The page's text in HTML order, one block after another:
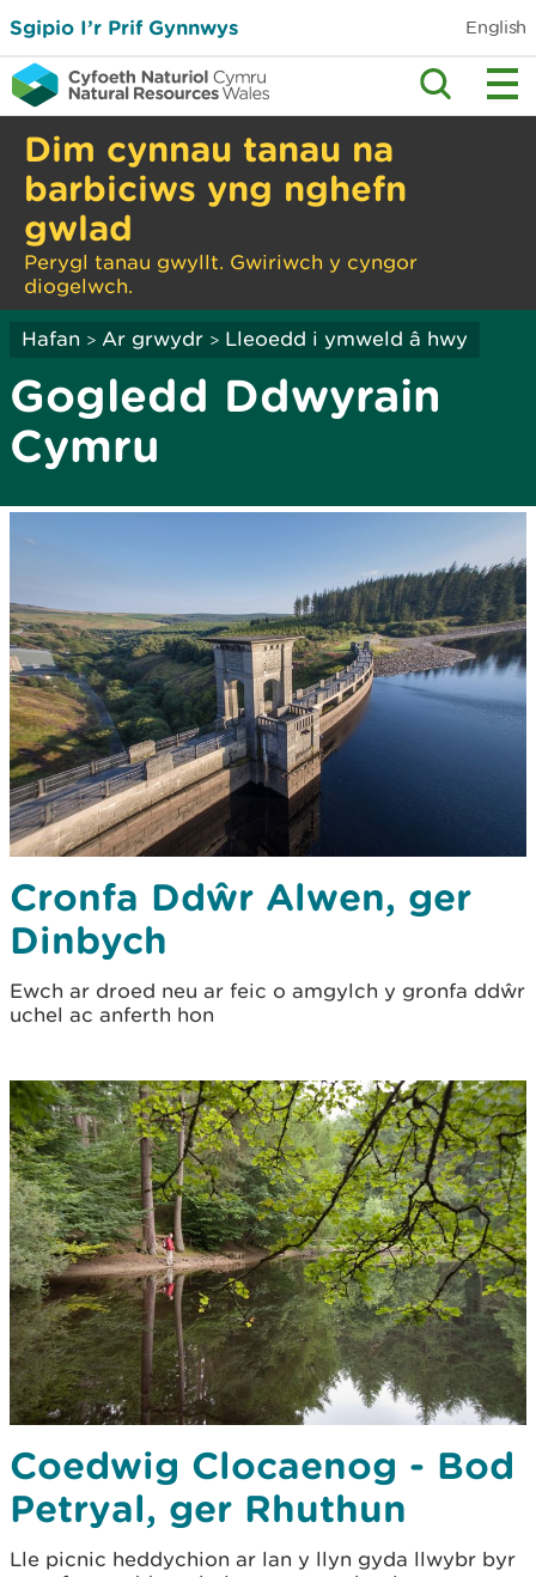
Sgipio I’r Prif Gynnwys English
Dim cynnau tanau na
barbiciws yng nghefn
gwlad
Perygl tanau gwyllt. Gwiriwch y cyngor
diogelwch.
Hafan > Ar grwydr > Lleoedd i ymweld â hwy
Gogledd Ddwyrain
Cymru
Cronfa Ddŵr Alwen, ger
Dinbych
Ewch ar droed neu ar feic o amgylch y gronfa ddŵr
uchel ac anferth hon
Coedwig Clocaenog - Bod
Petryal, ger Rhuthun
Lle picnic heddychion ar lan y llyn gyda llwybr byr